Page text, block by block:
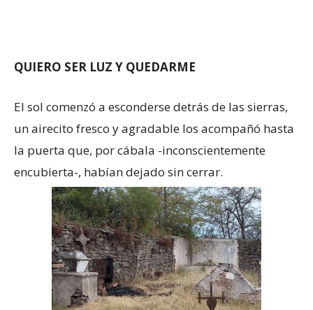
QUIERO SER LUZ Y QUEDARME
El sol comenzó a esconderse detrás de las sierras,
un airecito fresco y agradable los acompañó hasta
la puerta que, por cábala -inconscientemente
encubierta-, habían dejado sin cerrar.